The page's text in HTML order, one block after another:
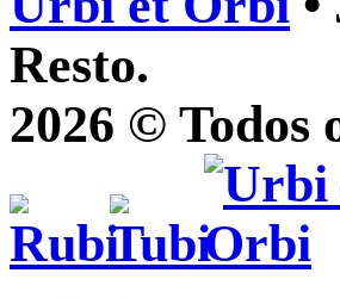
Resto.
2026 © Todos